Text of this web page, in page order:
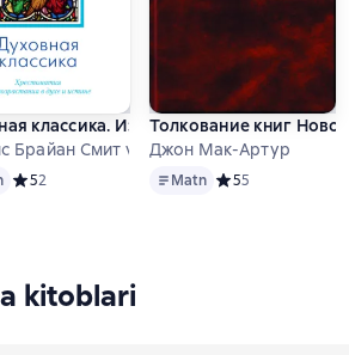
говорить «да», как говорить «нет»
2 оценок
классика. Избранные произведения
Брайан Смит va b.
Средний рейтинг 5 на основе 2 оценок
52
Толкование книг
Джон Мак-Артур
MatnMatn Средний рейтинг
55
kitoblari